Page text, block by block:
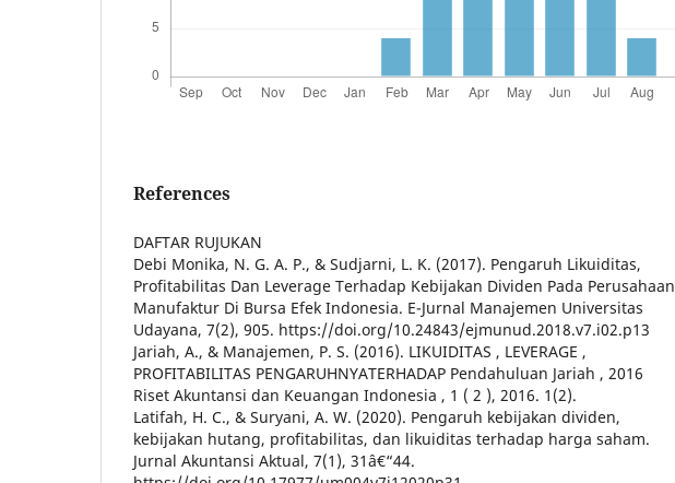
References
DAFTAR RUJUKAN
Debi Monika, N. G. A. P., & Sudjarni, L. K. (2017). Pengaruh Likuiditas,
Profitabilitas Dan Leverage Terhadap Kebijakan Dividen Pada Perusahaan
Manufaktur Di Bursa Efek Indonesia. E-Jurnal Manajemen Universitas
Udayana, 7(2), 905. https://doi.org/10.24843/ejmunud.2018.v7.i02.p13
Jariah, A., & Manajemen, P. S. (2016). LIKUIDITAS , LEVERAGE ,
PROFITABILITAS PENGARUHNYATERHADAP Pendahuluan Jariah , 2016
Riset Akuntansi dan Keuangan Indonesia , 1 ( 2 ), 2016. 1(2).
Latifah, H. C., & Suryani, A. W. (2020). Pengaruh kebijakan dividen,
kebijakan hutang, profitabilitas, dan likuiditas terhadap harga saham.
Jurnal Akuntansi Aktual, 7(1), 31â€“44.